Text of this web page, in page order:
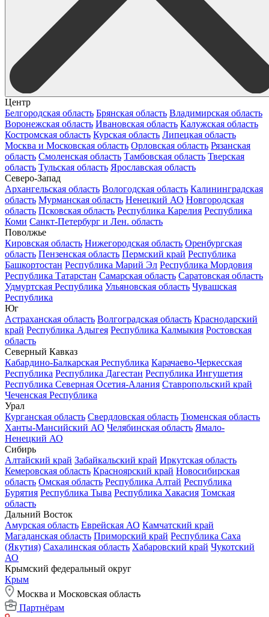
Центр
Белгородская область Брянская область Владимирская область
Воронежская область Ивановская область Калужская область
Костромская область Курская область Липецкая область
Москва и Московская область Орловская область Рязанская
область Смоленская область Тамбовская область Тверская
область Тульская область Ярославская область
Северо-Запад
Архангельская область Вологодская область Калининградская
область Мурманская область Ненецкий АО Новгородская
область Псковская область Республика Карелия Республика
Коми Санкт-Петербург и Лен. область
Поволжье
Кировская область Нижегородская область Оренбургская
область Пензенская область Пермский край Республика
Башкортостан Республика Марий Эл Республика Мордовия
Республика Татарстан Самарская область Саратовская область
Удмуртская Республика Ульяновская область Чувашская
Республика
Юг
Астраханская область Волгоградская область Краснодарский
край Республика Адыгея Республика Калмыкия Ростовская
область
Северный Кавказ
Кабардино-Балкарская Республика Карачаево-Черкесская
Республика Республика Дагестан Республика Ингушетия
Республика Северная Осетия-Алания Ставропольский край
Чеченская Республика
Урал
Курганская область Свердловская область Тюменская область
Ханты-Мансийский АО Челябинская область Ямало-
Ненецкий АО
Сибирь
Алтайский край Забайкальский край Иркутская область
Кемеровская область Красноярский край Новосибирская
область Омская область Республика Алтай Республика
Бурятия Республика Тыва Республика Хакасия Томская
область
Дальний Восток
Амурская область Еврейская АО Камчатский край
Магаданская область Приморский край Республика Саха
(Якутия) Сахалинская область Хабаровский край Чукотский
АО
Крымский федеральный округ
Крым
Москва и Московская область
Партнёрам